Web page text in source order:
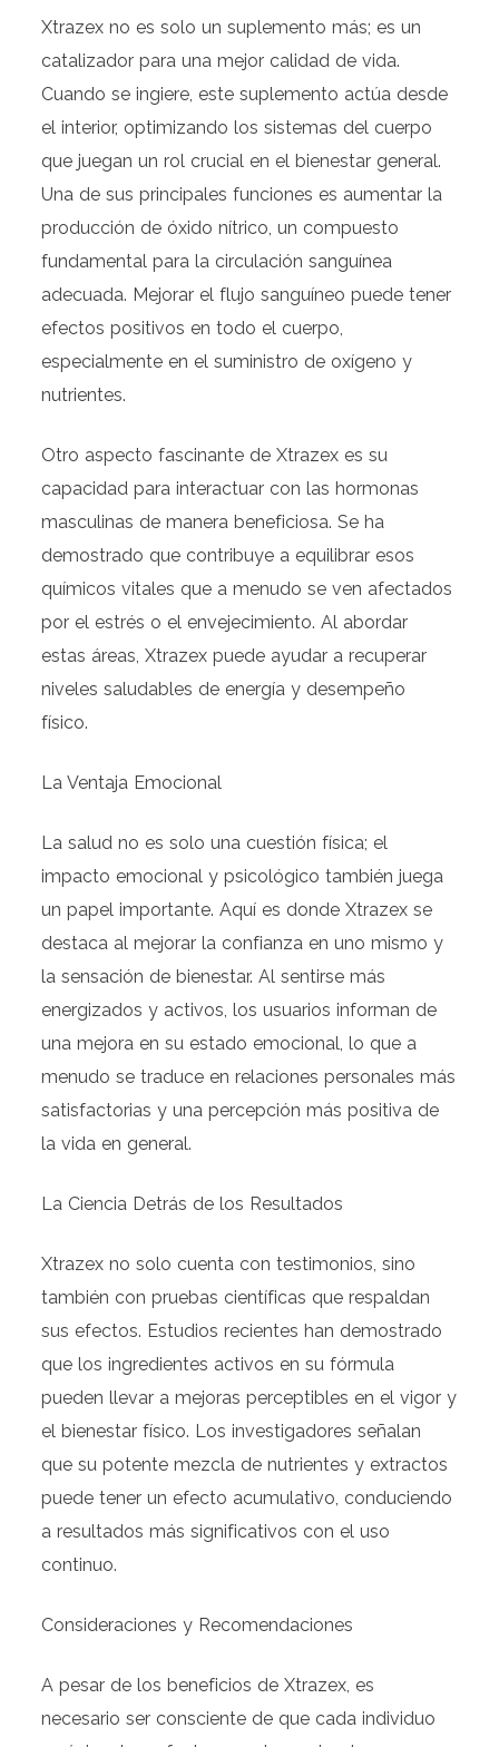
Xtrazex no es solo un suplemento más; es un
catalizador para una mejor calidad de vida.
Cuando se ingiere, este suplemento actúa desde
el interior, optimizando los sistemas del cuerpo
que juegan un rol crucial en el bienestar general.
Una de sus principales funciones es aumentar la
producción de óxido nítrico, un compuesto
fundamental para la circulación sanguínea
adecuada. Mejorar el flujo sanguíneo puede tener
efectos positivos en todo el cuerpo,
especialmente en el suministro de oxígeno y
nutrientes.
Otro aspecto fascinante de Xtrazex es su
capacidad para interactuar con las hormonas
masculinas de manera beneficiosa. Se ha
demostrado que contribuye a equilibrar esos
químicos vitales que a menudo se ven afectados
por el estrés o el envejecimiento. Al abordar
estas áreas, Xtrazex puede ayudar a recuperar
niveles saludables de energía y desempeño
físico.
La Ventaja Emocional
La salud no es solo una cuestión física; el
impacto emocional y psicológico también juega
un papel importante. Aquí es donde Xtrazex se
destaca al mejorar la confianza en uno mismo y
la sensación de bienestar. Al sentirse más
energizados y activos, los usuarios informan de
una mejora en su estado emocional, lo que a
menudo se traduce en relaciones personales más
satisfactorias y una percepción más positiva de
la vida en general.
La Ciencia Detrás de los Resultados
Xtrazex no solo cuenta con testimonios, sino
también con pruebas científicas que respaldan
sus efectos. Estudios recientes han demostrado
que los ingredientes activos en su fórmula
pueden llevar a mejoras perceptibles en el vigor y
el bienestar físico. Los investigadores señalan
que su potente mezcla de nutrientes y extractos
puede tener un efecto acumulativo, conduciendo
a resultados más significativos con el uso
continuo.
Consideraciones y Recomendaciones
A pesar de los beneficios de Xtrazex, es
necesario ser consciente de que cada individuo